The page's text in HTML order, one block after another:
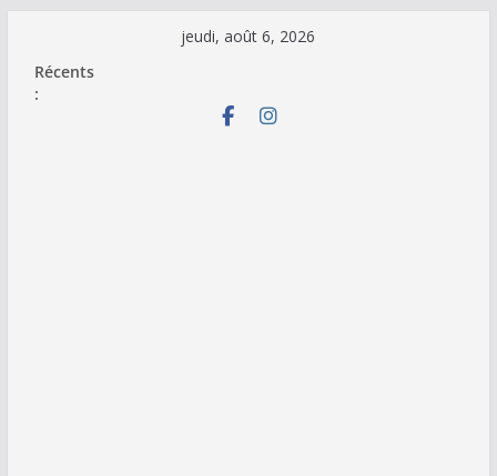
contenu
jeudi, août 6, 2026
Récents
: